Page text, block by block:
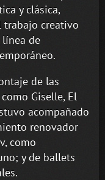
y clásica,
creativo
de
de las
Giselle, El
acompañado
renovador
como
y de ballets